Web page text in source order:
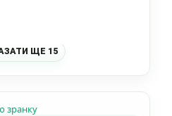
ЩЕ 15
зранку